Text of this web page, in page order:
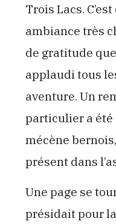
Trois Lacs.
ambiance très
de gratitude
applaudi tous
aventure. Un
particulier a été
mécène
présent dans
Une page se
présidait pour